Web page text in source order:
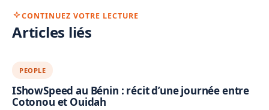
CONTINUEZ VOTRE LECTURE
Articles liés
PEOPLE
IShowSpeed au Bénin : récit d’une journée entre
Cotonou et Ouidah